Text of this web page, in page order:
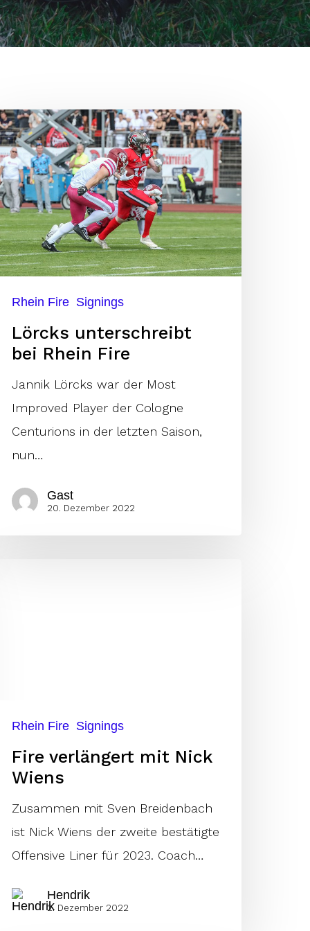
Rhein Fire Signings
Lörcks unterschreibt
bei Rhein Fire
Jannik Lörcks war der Most
Improved Player der Cologne
Centurions in der letzten Saison,
nun…
Gast
20. Dezember 2022
Rhein Fire Signings
Fire verlängert mit Nick
Wiens
Zusammen mit Sven Breidenbach
ist Nick Wiens der zweite bestätigte
Offensive Liner für 2023. Coach…
Hendrik
2. Dezember 2022